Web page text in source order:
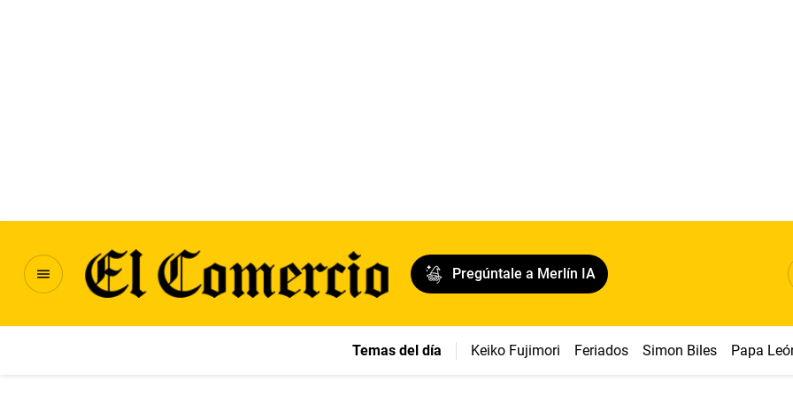
Pregúntale a Merlín IA
Temas del día Keiko Fujimori Feriados Simon Biles Papa